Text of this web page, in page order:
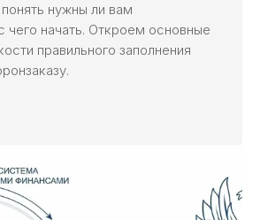
нужны ли вам
чего начать. Откроем основные
правильного заполнения